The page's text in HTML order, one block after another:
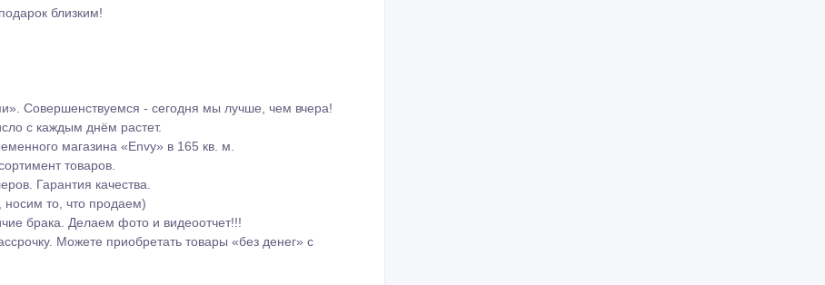
близким!
Совершенствуемся - сегодня мы лучше, чем вчера!
с каждым днём растет.
магазина «Envy» в 165 кв. м.
товаров.
Гарантия качества.
носим то, что продаем)
брака. Делаем фото и видеоотчет!!!
Можете приобретать товары «без денег» с